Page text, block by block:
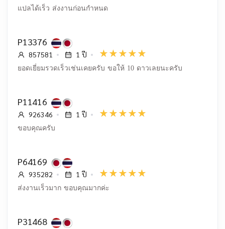
แปลได้เร็ว ส่งงานก่อนกำหนด
P13376
857581 1 ปี
ยอดเยี่ยมรวดเร็วเช่นเคยครับ ขอให้ 10 ดาวเลยนะครับ
P11416
926346 1 ปี
ขอบคุณครับ
P64169
935282 1 ปี
ส่งงานเร็วมาก ขอบคุณมากค่ะ
P31468